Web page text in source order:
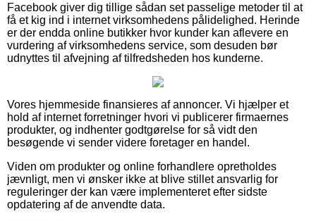
Facebook giver dig tillige sådan set passelige metoder til at
få et kig ind i internet virksomhedens pålidelighed. Herinde
er der endda online butikker hvor kunder kan aflevere en
vurdering af virksomhedens service, som desuden bør
udnyttes til afvejning af tilfredsheden hos kunderne.
Vores hjemmeside finansieres af annoncer. Vi hjælper et
hold af internet forretninger hvori vi publicerer firmaernes
produkter, og indhenter godtgørelse for så vidt den
besøgende vi sender videre foretager en handel.
Viden om produkter og online forhandlere opretholdes
jævnligt, men vi ønsker ikke at blive stillet ansvarlig for
reguleringer der kan være implementeret efter sidste
opdatering af de anvendte data.